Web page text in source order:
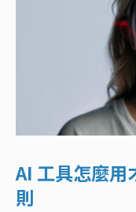
AI 工具怎麼用
則